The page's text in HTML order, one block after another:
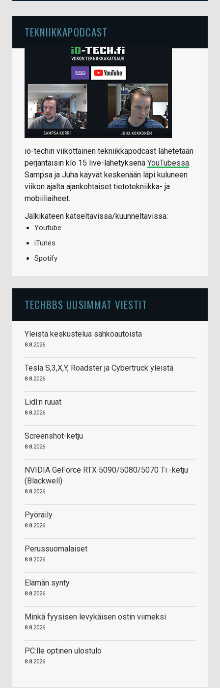
TEKNIIKKAPODCAST
io-techin viikottainen tekniikkapodcast lähetetään
perjantaisin klo 15 live-lähetyksenä YouTubessa.
Sampsa ja Juha käyvät keskenään läpi kuluneen
viikon ajalta ajankohtaiset tietotekniikka- ja
mobiiliaiheet.
Jälkikäteen katseltavissa/kuunneltavissa:
Youtube
iTunes
Spotify
TECHBBS UUSIMMAT VIESTIT
Yleistä keskustelua sähköautoista
8.8.2026
Tesla S,3,X,Y, Roadster ja Cybertruck yleistä
8.8.2026
Lidl:n ruuat
8.8.2026
Screenshot-ketju
8.8.2026
NVIDIA GeForce RTX 5090/5080/5070 Ti -ketju
(Blackwell)
8.8.2026
Pyöräily
8.8.2026
Perussuomalaiset
8.8.2026
Elämän synty
8.8.2026
Minkä fyysisen levykäisen ostin viimeksi
8.8.2026
PC:lle optinen ulostulo
8.8.2026